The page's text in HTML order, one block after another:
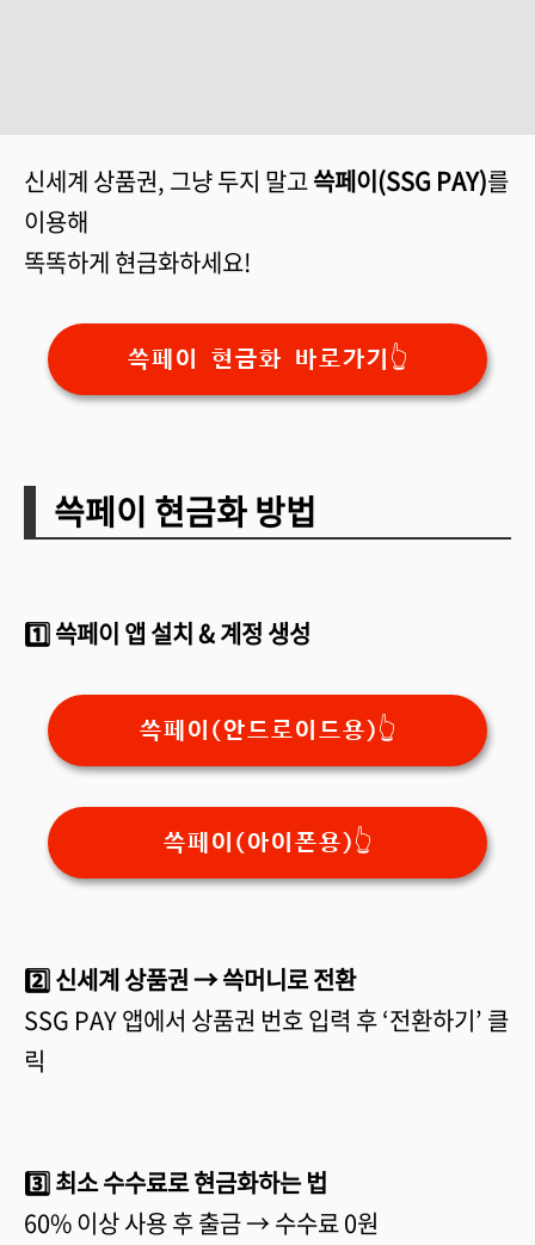
신세계 상품권, 그냥 두지 말고쓱페이(SSG PAY)를
이용해
똑똑하게 현금화하세요!
쓱페이 현금화 바로가기👆
쓱페이 현금화 방법
1️⃣ 쓱페이 앱 설치 & 계정 생성
쓱페이(안드로이드용)👆
쓱페이(아이폰용)👆
2️⃣ 신세계 상품권 → 쓱머니로 전환
SSG PAY 앱에서 상품권 번호 입력 후 ‘전환하기’ 클
릭
3️⃣ 최소 수수료로 현금화하는 법
60% 이상 사용 후 출금 → 수수료 0원